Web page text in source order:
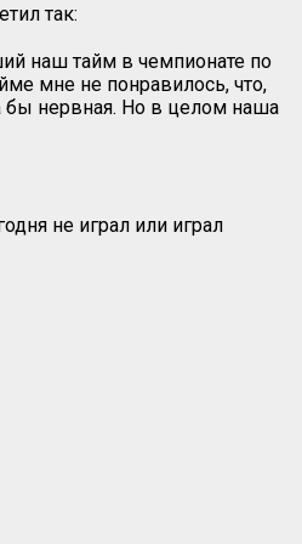
так:
наш тайм в чемпионате по
мне не понравилось, что,
бы нервная. Но в целом наша
не играл или играл